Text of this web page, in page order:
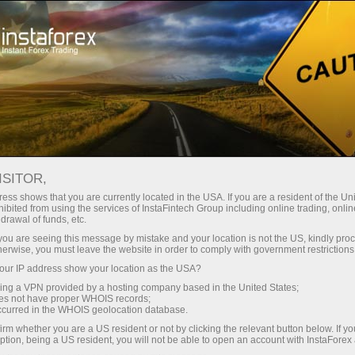
С InstaForex вы получаете
конкурентным возможностям:
кредитное плечо до 1:5000, одни
из лучших спредов и комиссий
на рынке, а также
привлекательные условия для
торговли акциями и индексами
Минимальные
Бонус 30%
на каждый депозит
Скорость
в трейдинге и на трассе
shows that you are currently located in the USA. If you are a resident of the
from using the services of InstaFintech Group including online trading,
of funds, etc.
are seeing this message by mistake and your location is not the US, kindly
you must leave the website in order to comply with government
IP address show your location as the USA?
a VPN provided by a hosting company based in the United States;
not have proper WHOIS records;
in the WHOIS geolocation database.
whether you are a US resident or not by clicking the relevant button below. If
being a US resident, you will not be able to open an account with InstaForex